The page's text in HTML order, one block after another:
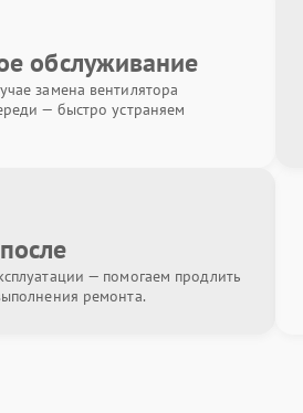
обслуживание
замена вентилятора
— быстро устраняем
— помогаем продлить
ремонта.